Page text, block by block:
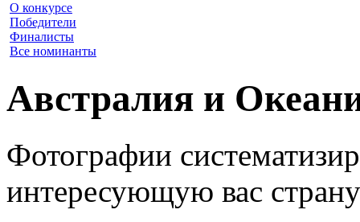
О конкурсе
Победители
Финалисты
Все номинанты
Австралия и
Фотографии
интересующую вас страну